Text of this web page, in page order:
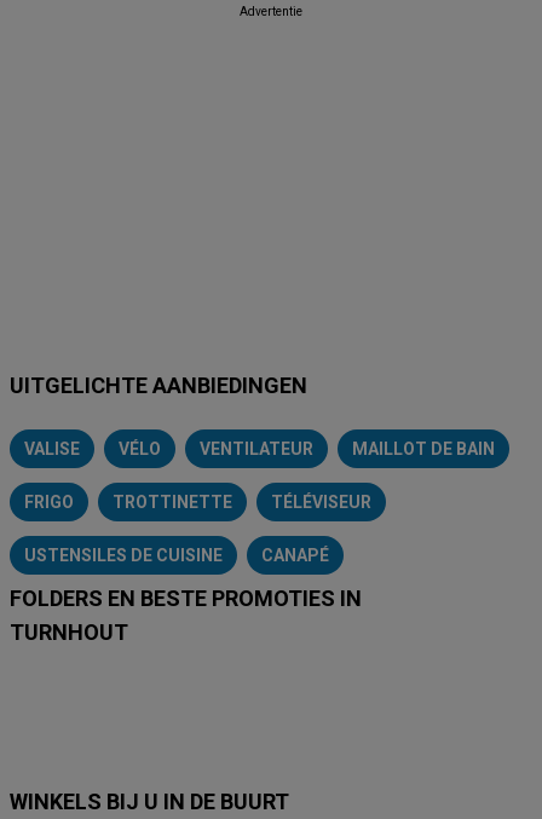
Advertentie
UITGELICHTE AANBIEDINGEN
VALISE VÉLO VENTILATEUR MAILLOT DE BAIN
FRIGO TROTTINETTE TÉLÉVISEUR
USTENSILES DE CUISINE CANAPÉ
FOLDERS EN BESTE PROMOTIES IN
TURNHOUT
WINKELS BIJ U IN DE BUURT